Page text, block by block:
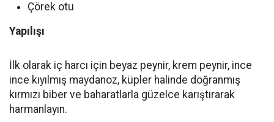
Çörek otu
Yapılışı
İlk olarak iç harcı için beyaz peynir, krem peynir, ince
ince kıyılmış maydanoz, küpler halinde doğranmış
kırmızı biber ve baharatlarla güzelce karıştırarak
harmanlayın.